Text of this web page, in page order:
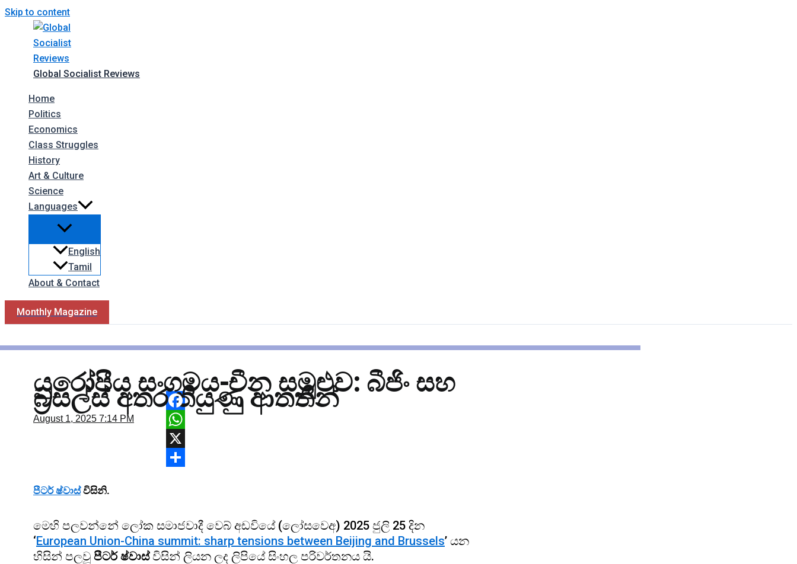
Skip to content
Global Socialist Reviews
Home
Politics
Economics
Class Struggles
History
Art & Culture
Science
Languages
English
Tamil
About & Contact
Monthly Magazine
යුරෝපීය සංගමය-චීන සමුළුව: බීජිං සහ
බ්‍රසල්ස් අතර තියුණු ආතතීන්
August 1, 2025 7:14 PM
Facebook
WhatsApp
X
පීටර් ෂ්වාස්විසිනි.
මෙහි පලවන්නේ ලෝක සමාජවාදී වෙබ් අඩවියේ (ලෝසවෙඅ) 2025 ජුලි 25 දින
‘European Union-China summit: sharp tensions between Beijing and Brussels’ යන
හිසින් පලවූ පීටර් ෂ්වාස්විසින් ලියන ලද ලිපියේ සිංහල පරිවර්තනය යි.